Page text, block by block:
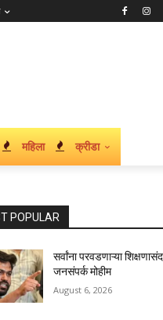
महिला क्रीडा
POPULAR
सर्वांना परवडणाऱ्या
जनसंपर्क मोहीम
August 6, 2026